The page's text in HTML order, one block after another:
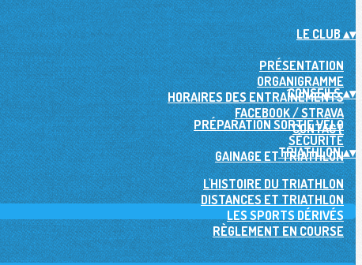
LE CLUB▴▾
PRÉSENTATION
ORGANIGRAMME
HORAIRES DES ENTRAÎNEMENTS
FACEBOOK / STRAVA
CONTACT
CONSEILS▴▾
PRÉPARATION SORTIE VÉLO
SÉCURITÉ
GAINAGE ET TRIATHLON
TRIATHLON▴▾
L'HISTOIRE DU TRIATHLON
DISTANCES ET TRIATHLON
LES SPORTS DÉRIVÉS
RÈGLEMENT EN COURSE